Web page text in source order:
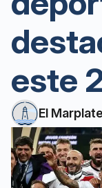
este
El